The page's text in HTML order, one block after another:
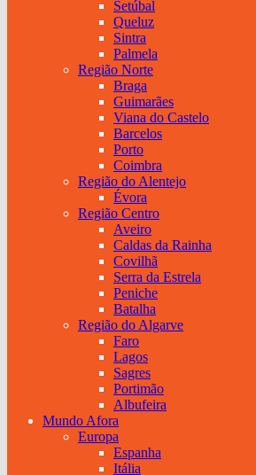
Setúbal
Queluz
Sintra
Palmela
Região Norte
Braga
Guimarães
Viana do Castelo
Barcelos
Porto
Coimbra
Região do Alentejo
Évora
Região Centro
Aveiro
Caldas da Rainha
Covilhã
Serra da Estrela
Peniche
Batalha
Região do Algarve
Faro
Lagos
Sagres
Portimão
Albufeira
Mundo Afora
Europa
Espanha
Itália